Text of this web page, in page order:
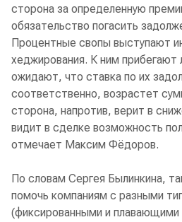
сторона за определенную
обязательство погасить
Процентные свопы выступают
хеджирования. К ним прибегают
ожидают, что ставка по их
соответственно, возрастет
сторона, напротив, верит в
видит в сделке возможность
отмечает Максим Фёдоров.
По словам Сергея Былинкина,
помочь компаниям с разными
(фиксированными и плавающими